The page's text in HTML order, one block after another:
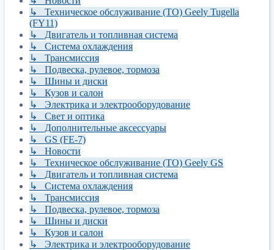
↳ Техническое обслуживание (ТО) Geely Tugella
(FY11)
↳ Двигатель и топливная система
↳ Система охлаждения
↳ Трансмиссия
↳ Подвеска, рулевое, тормоза
↳ Шины и диски
↳ Кузов и салон
↳ Электрика и электрооборудование
↳ Свет и оптика
↳ Дополнительные аксессуары
↳ GS (FE-7)
↳ Новости
↳ Техническое обслуживание (ТО) Geely GS
↳ Двигатель и топливная система
↳ Система охлаждения
↳ Трансмиссия
↳ Подвеска, рулевое, тормоза
↳ Шины и диски
↳ Кузов и салон
↳ Электрика и электрооборудование